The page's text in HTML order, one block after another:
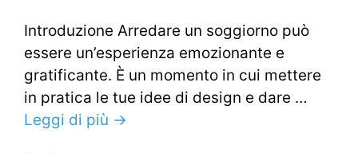
Introduzione Arredare un soggiorno può
essere un’esperienza emozionante e
gratificante. È un momento in cui mettere
in pratica le tue idee di design e dare …
Leggi di più →